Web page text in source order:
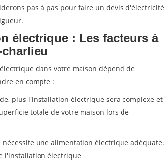
pas à pas pour faire un devis d'électricité
électrique : Les facteurs à
dans votre maison dépend de
en compte :
plus l'installation électrique sera complexe et
totale de votre maison lors de
une alimentation électrique adéquate.
l'installation électrique.